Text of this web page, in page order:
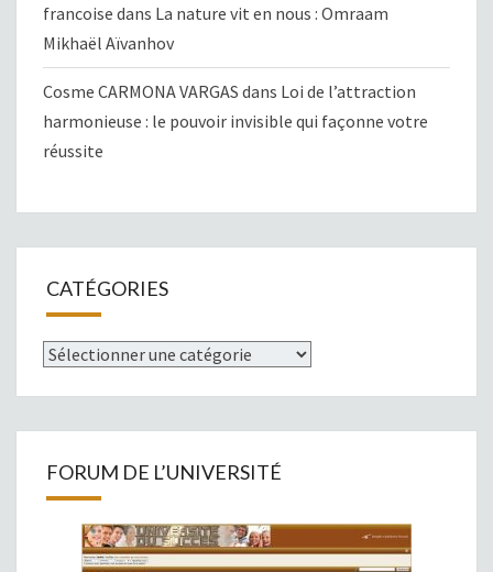
francoise dans La nature vit en nous : Omraam
Mikhaël Aïvanhov
Cosme CARMONA VARGAS dans Loi de l’attraction
harmonieuse : le pouvoir invisible qui façonne votre
réussite
CATÉGORIES
Catégories
FORUM DE L’UNIVERSITÉ